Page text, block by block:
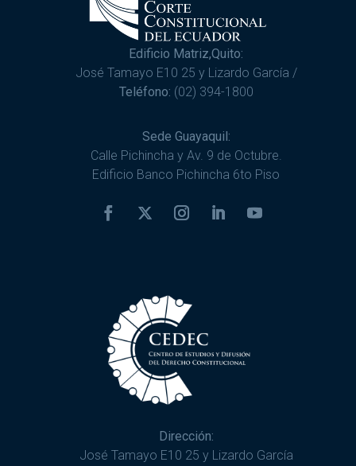
Edificio Matriz,Quito:
José Tamayo E10 25 y Lizardo García /
Teléfono: (02) 394-1800
Sede Guayaquil:
Calle Pichincha y Av. 9 de Octubre.
Edificio Banco Pichincha 6to Piso
Dirección:
José Tamayo E10 25 y Lizardo García